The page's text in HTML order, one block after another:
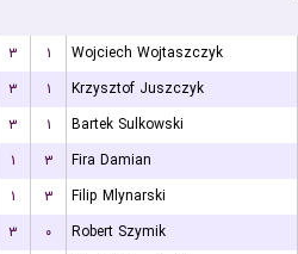
۳ ۱
Wojciech Wojtaszczyk
۳ ۱
Krzysztof Juszczyk
۳ ۱
Bartek Sulkowski
۱ ۳
Fira Damian
۱ ۳
Filip Mlynarski
۳ ۰
Robert Szymik